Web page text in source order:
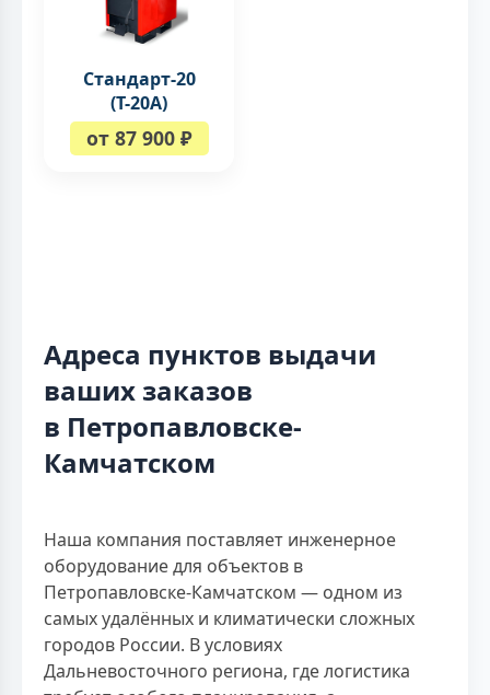
Стандарт-20
(Т-20А)
от 87 900 ₽
Адреса пунктов выдачи
ваших заказов
в Петропавловске-
Камчатском
Наша компания поставляет инженерное
оборудование для объектов в
Петропавловске-Камчатском — одном из
самых удалённых и климатически сложных
городов России. В условиях
Дальневосточного региона, где логистика